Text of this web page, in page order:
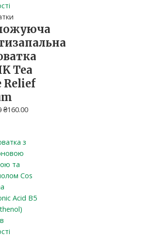
Tea
Relief
₴160.00